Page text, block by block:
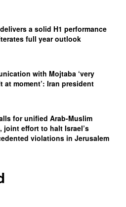
a solid H1 performance
full year outlook
with Mojtaba ‘very
at moment’: Iran president
for unified Arab-Muslim
joint effort to halt Israel’s
violations in Jerusalem